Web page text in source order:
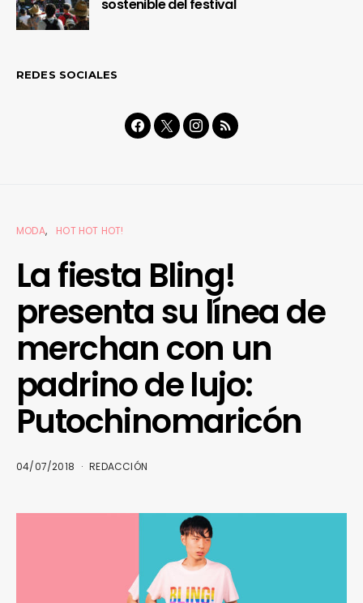
sostenible del festival
REDES SOCIALES
MODA HOT HOT HOT!
La fiesta Bling!
presenta su línea de
merchan con un
padrino de lujo:
Putochinomaricón
04/07/2018 REDACCIÓN